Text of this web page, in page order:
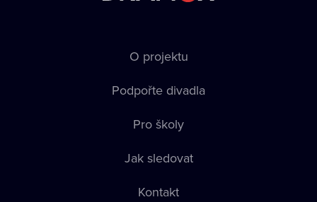
O projektu
Podpořte divadla
Pro školy
Jak sledovat
Kontakt